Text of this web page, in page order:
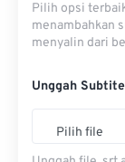
Pilih opsi
menambahkan
menyalin dari
Unggah
Pilih file